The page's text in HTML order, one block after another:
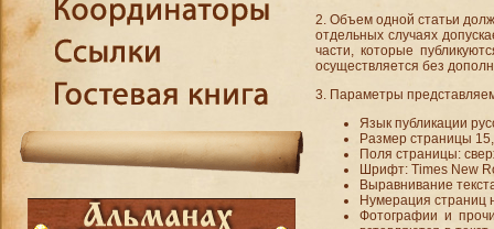
2. Объем одной статьи
отдельных случаях
части, которые
осуществляется без
3. Параметры
Язык публикации
Размер страницы
Поля страницы:
Шрифт: Times New
Выравнивание
Нумерация страниц
Фотографии и